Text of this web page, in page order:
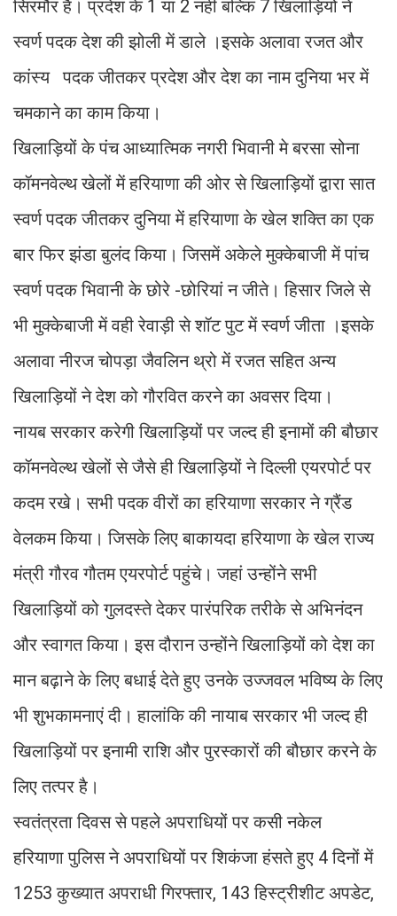
सिरमौर है। प्रदेश के 1 या 2 नहीं बल्कि 7 खिलाड़ियों ने
स्वर्ण पदक देश की झोली में डाले ।इसके अलावा रजत और
कांस्य पदक जीतकर प्रदेश और देश का नाम दुनिया भर में
चमकाने का काम किया।
खिलाड़ियों के पंच आध्यात्मिक नगरी भिवानी मे बरसा सोना
कॉमनवेल्थ खेलों में हरियाणा की ओर से खिलाड़ियों द्वारा सात
स्वर्ण पदक जीतकर दुनिया में हरियाणा के खेल शक्ति का एक
बार फिर झंडा बुलंद किया। जिसमें अकेले मुक्केबाजी में पांच
स्वर्ण पदक भिवानी के छोरे -छोरियां न जीते। हिसार जिले से
भी मुक्केबाजी में वही रेवाड़ी से शॉट पुट में स्वर्ण जीता ।इसके
अलावा नीरज चोपड़ा जैवलिन थ्रो में रजत सहित अन्य
खिलाड़ियों ने देश को गौरवित करने का अवसर दिया।
नायब सरकार करेगी खिलाड़ियों पर जल्द ही इनामों की बौछार
कॉमनवेल्थ खेलों से जैसे ही खिलाड़ियों ने दिल्ली एयरपोर्ट पर
कदम रखे। सभी पदक वीरों का हरियाणा सरकार ने ग्रैंड
वेलकम किया। जिसके लिए बाकायदा हरियाणा के खेल राज्य
मंत्री गौरव गौतम एयरपोर्ट पहुंचे। जहां उन्होंने सभी
खिलाड़ियों को गुलदस्ते देकर पारंपरिक तरीके से अभिनंदन
और स्वागत किया। इस दौरान उन्होंने खिलाड़ियों को देश का
मान बढ़ाने के लिए बधाई देते हुए उनके उज्जवल भविष्य के लिए
भी शुभकामनाएं दी। हालांकि की नायाब सरकार भी जल्द ही
खिलाड़ियों पर इनामी राशि और पुरस्कारों की बौछार करने के
लिए तत्पर है।
स्वतंत्रता दिवस से पहले अपराधियों पर कसी नकेल
हरियाणा पुलिस ने अपराधियों पर शिकंजा हंसते हुए 4 दिनों में
1253 कुख्यात अपराधी गिरफ्तार, 143 हिस्ट्रीशीट अपडेट,